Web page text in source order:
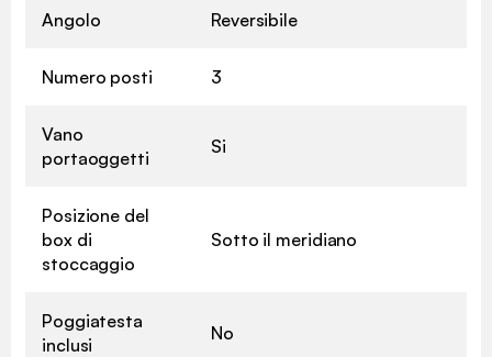
Angolo Reversibile
Numero posti 3
Vano
portaoggetti
Si
Posizione del
box di
stoccaggio
Sotto il meridiano
Poggiatesta
inclusi
No